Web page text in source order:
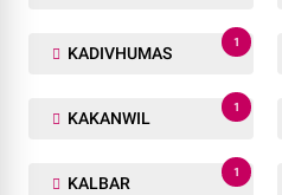
KADIVHUMAS
1
KAKANWIL
1
KALBAR
1